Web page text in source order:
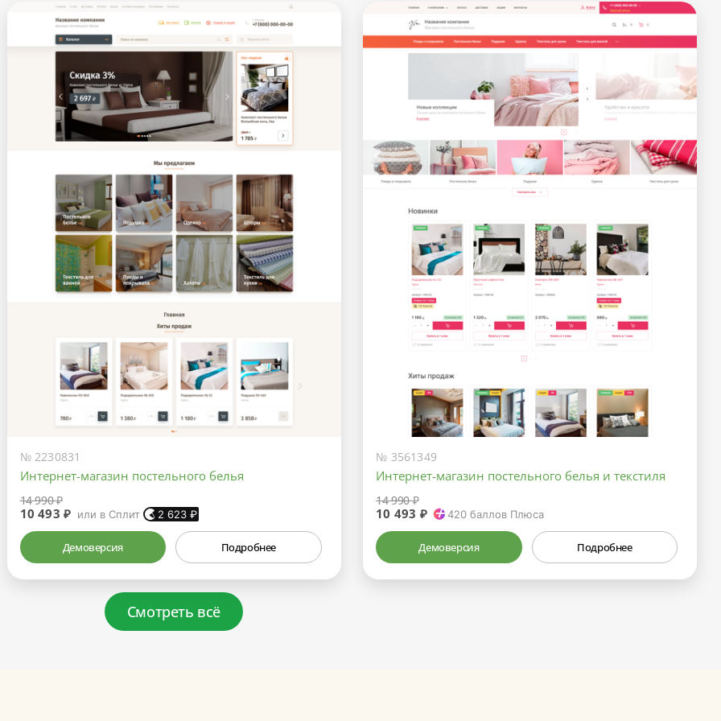
№ 2230831
Интернет-магазин постельного белья
14 990 ₽
10 493 ₽ или в Сплит 2 623 ₽
Демоверсия Подробнее
№ 3561349
Интернет-магазин постельного белья и текстиля
14 990 ₽
10 493 ₽ 420баллов Плюса
Демоверсия Подробнее
Смотреть всё